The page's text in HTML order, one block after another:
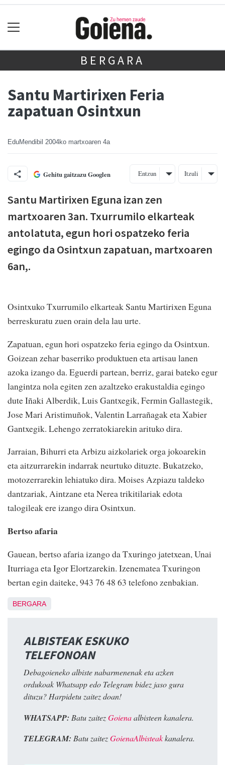
BERGARA
Santu Martirixen Feria
zapatuan Osintxun
EduMendibil 2004ko martxoaren 4a
Gehitu gaitzazu Googlen Entzun Itzuli
Santu Martirixen Eguna izan zen
martxoaren 3an. Txurrumilo elkarteak
antolatuta, egun hori ospatzeko feria
egingo da Osintxun zapatuan, martxoaren
6an,.
Osintxuko Txurrumilo elkarteak Santu Martirixen Eguna
berreskuratu zuen orain dela lau urte.
Zapatuan, egun hori ospatzeko feria egingo da Osintxun.
Goizean zehar baserriko produktuen eta artisau lanen
azoka izango da. Eguerdi partean, berriz, garai bateko egur
langintza nola egiten zen azaltzeko erakustaldia egingo
dute Iñaki Alberdik, Luis Gantxegik, Fermin Gallastegik,
Jose Mari Aristimuñok, Valentin Larrañagak eta Xabier
Gantxegik. Lehengo zerratokiarekin arituko dira.
Jarraian, Bihurri eta Arbizu aizkolariek orga jokoarekin
eta aitzurrarekin indarrak neurtuko dituzte. Bukatzeko,
motozerrarekin lehiatuko dira. Moises Azpiazu taldeko
dantzariak, Aintzane eta Nerea trikitilariak edota
talogileak ere izango dira Osintxun.
Bertso afaria
Gauean, bertso afaria izango da Txuringo jatetxean, Unai
Iturriaga eta Igor Elortzarekin. Izenematea Txuringon
bertan egin daiteke, 943 76 48 63 telefono zenbakian.
BERGARA
ALBISTEAK ESKUKO
TELEFONOAN
Debagoieneko albiste nabarmenenak eta azken
ordukoak Whatsapp edo Telegram bidez jaso gura
dituzu? Harpidetu zaitez doan!
WHATSAPP: Batu zaitezGoienaalbisteen kanalera.
TELEGRAM: Batu zaitezGoienaAlbisteakkanalera.